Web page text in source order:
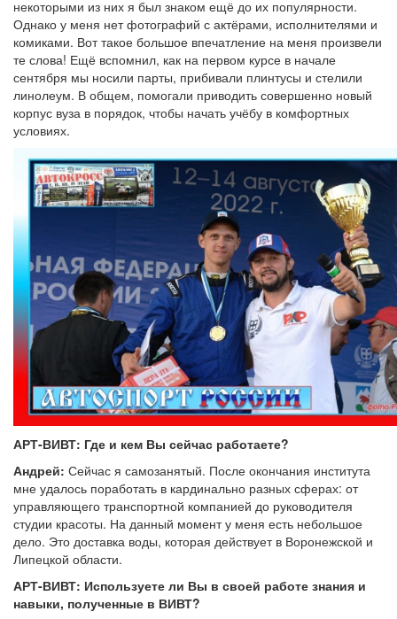
некоторыми из них я был знаком ещё до их популярности.
Однако у меня нет фотографий с актёрами, исполнителями и
комиками. Вот такое большое впечатление на меня произвели
те слова! Ещё вспомнил, как на первом курсе в начале
сентября мы носили парты, прибивали плинтусы и стелили
линолеум. В общем, помогали приводить совершенно новый
корпус вуза в порядок, чтобы начать учёбу в комфортных
условиях.
АРТ-ВИВТ: Где и кем Вы сейчас работаете?
Андрей: Сейчас я самозанятый. После окончания института
мне удалось поработать в кардинально разных сферах: от
управляющего транспортной компанией до руководителя
студии красоты. На данный момент у меня есть небольшое
дело. Это доставка воды, которая действует в Воронежской и
Липецкой области.
АРТ-ВИВТ: Используете ли Вы в своей работе знания и
навыки, полученные в ВИВТ?